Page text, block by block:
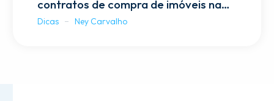
contratos de compra de imóveis na
planta
Dicas Ney Carvalho